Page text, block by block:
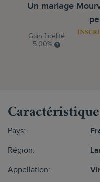
Un mariage
Gain fidélité
5.00%
Pays:
Région:
Appellation: